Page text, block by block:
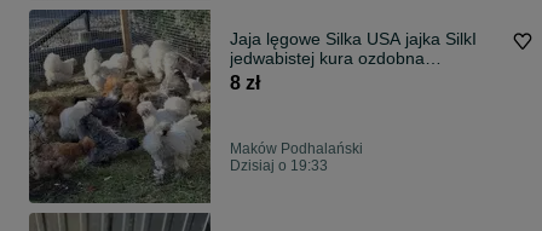
Jaja lęgowe Silka USA jajka SilkI
jedwabistej kura ozdobna
jedwabista lokowana satynowa jaja
8 zł
Maków Podhalański
Dzisiaj o 19:33